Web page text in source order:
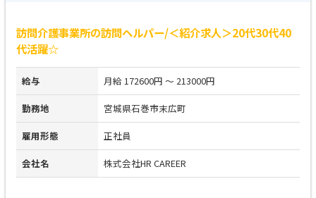
訪問介護事業所の訪問ヘルパー/＜紹介求人＞20代30代40
代活躍☆
給与 月給 172600円 ～ 213000円
勤務地 宮城県石巻市末広町
雇用形態 正社員
会社名 株式会社HR CAREER